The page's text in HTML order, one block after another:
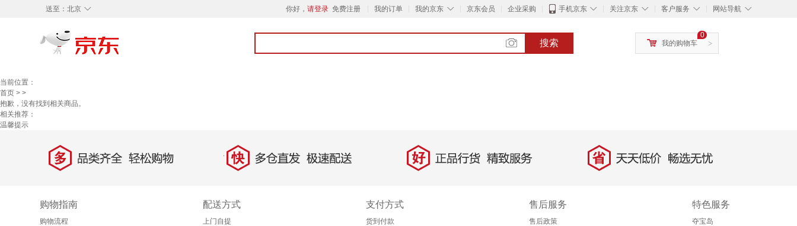
◇
送至： 北京 你好， 请登录 免费注册 我的订单 ◇
我的京东 京东会员 企业采购 ◇
手机京东 ◇
关注京东 ◇
客户服务 ◇
网站导航
搜索 >
0
我的购物车
当前位置：
首页 > >
抱歉，没有找到相关商品。
相关推荐：
温馨提示
多 品类齐全，轻松购物 快 多仓直发，极速配送 好 正品行货，精致服务 省 天天低价，畅选无忧
购物指南
购物流程
配送方式
上门自提
支付方式
货到付款
售后服务
售后政策
特色服务
夺宝岛